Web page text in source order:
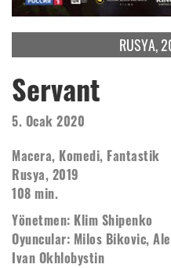
RUSYA,
Servant
5. Ocak 2020
Macera, Komedi, Fantastik
Rusya, 2019
108 min.
Yönetmen: Klim Shipenko
Oyuncular: Milos Bikovic,
Ivan Okhlobystin